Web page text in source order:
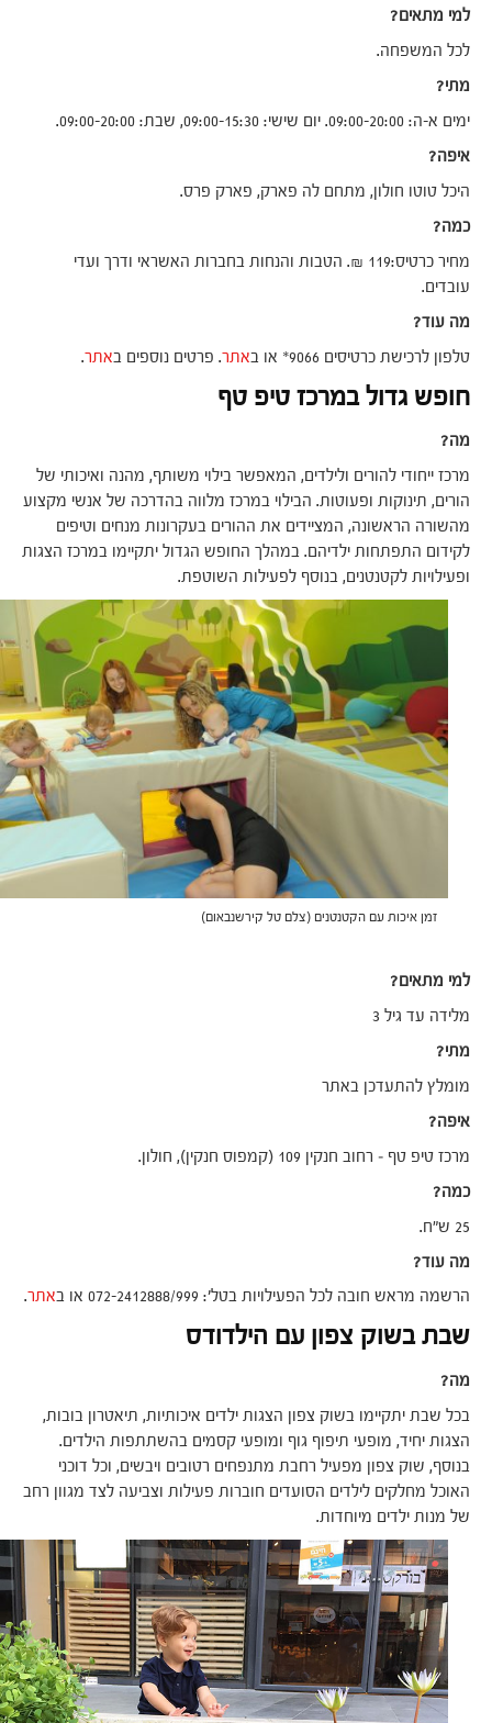
למי מתאים?
לכל המשפחה.
מתי?
ימים א-ה: 09:00-20:00. יום שישי: 09:00-15:30, שבת: 09:00-20:00.
איפה?
היכל טוטו חולון, מתחם לה פארק, פארק פרס.
כמה?
מחיר כרטיס:119 ₪. הטבות והנחות בחברות האשראי ודרך ועדי
עובדים.
מה עוד?
טלפון לרכישת כרטיסים 9066* או ב
אתר. פרטים נוספים באתר.
חופש גדול במרכז טיפ טף
מה?
מרכז ייחודי להורים ולילדים, המאפשר בילוי משותף, מהנה ואיכותי של
הורים, תינוקות ופעוטות. הבילוי במרכז מלווה בהדרכה של אנשי מקצוע
מהשורה הראשונה, המציידים את ההורים בעקרונות מנחים וטיפים
לקידום התפתחות ילדיהם. במהלך החופש הגדול יתקיימו במרכז הצגות
ופעילויות לקטנטנים, בנוסף לפעילות השוטפת.
זמן איכות עם הקטנטנים (צלם טל קירשנבאום)
למי מתאים?
מלידה עד גיל 3
מתי?
מומלץ להתעדכן באתר
איפה?
מרכז טיפ טף – רחוב חנקין 109 (קמפוס חנקין), חולון.
כמה?
25 ש"ח.
מה עוד?
הרשמה מראש חובה לכל הפעילויות בטל': 072-2412888/999 או ב
אתר.
שבת בשוק צפון עם הילדודס
מה?
בכל שבת יתקיימו בשוק צפון הצגות ילדים איכותיות, תיאטרון בובות,
הצגות יחיד, מופעי תיפוף גוף ומופעי קסמים בהשתתפות הילדים.
בנוסף, שוק צפון מפעיל רחבת מתנפחים רטובים ויבשים, וכל דוכני
האוכל מחלקים לילדים הסועדים חוברות פעילות וצביעה לצד מגוון רחב
של מנות ילדים מיוחדות.